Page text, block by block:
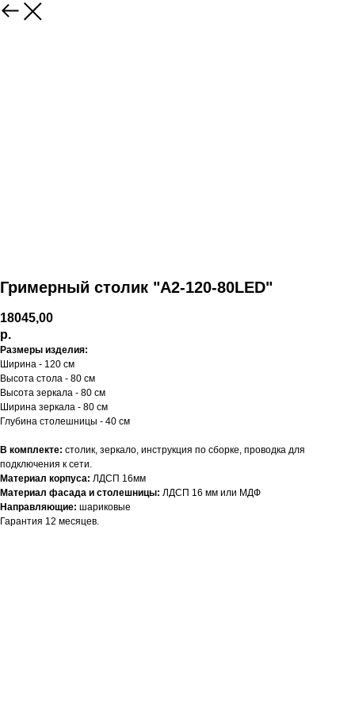
Гримерный столик "А2-120-80LED"
18045,00
р.
Размеры изделия:
Ширина - 120 см
Высота стола - 80 см
Высота зеркала - 80 см
Ширина зеркала - 80 см
Глубина столешницы - 40 см
В комплекте: столик, зеркало, инструкция по сборке, проводка для
подключения к сети.
Материал корпуса: ЛДСП 16мм
Материал фасада и столешницы: ЛДСП 16 мм или МДФ
Направляющие: шариковые
Гарантия 12 месяцев.